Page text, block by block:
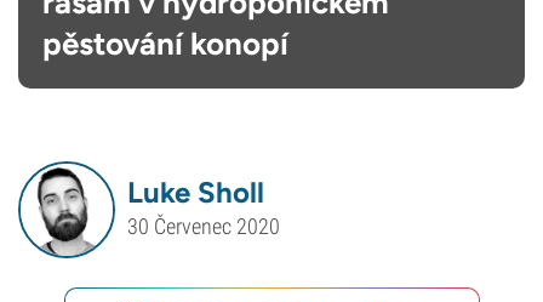
pěstování konopí
Luke Sholl
30 Červenec 2020